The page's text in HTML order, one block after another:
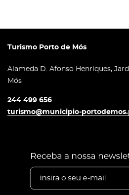
Turismo Porto de Mós
Alameda D. Afonso Henriques,
Mós
244 499 656
turismo@municipio-